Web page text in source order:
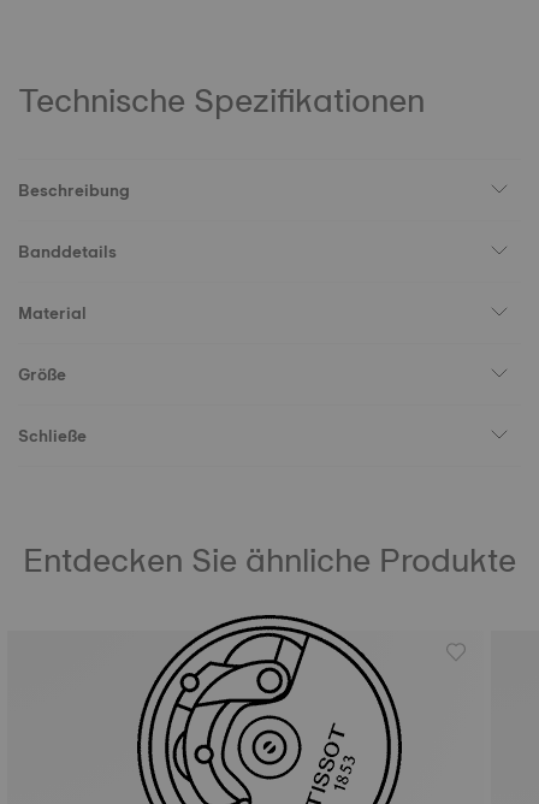
Technische Spezifikationen
Beschreibung
Banddetails
Material
Größe
Schließe
Entdecken Sie ähnliche Produkte